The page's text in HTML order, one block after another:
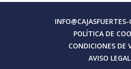
POLÍTICA DE
CONDICIONES DE
AVISO LEGAL